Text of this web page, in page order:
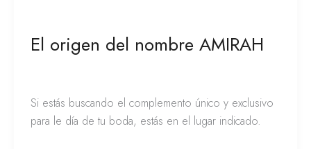
El origen del nombre AMIRAH
Si estás buscando el complemento único y exclusivo
para le día de tu boda, estás en el lugar indicado.